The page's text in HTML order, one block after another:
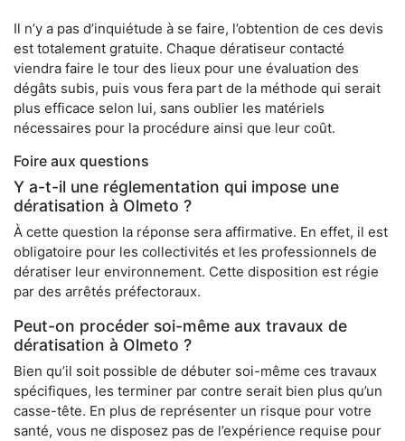
Il n’y a pas d’inquiétude à se faire, l’obtention de ces devis
est totalement gratuite. Chaque dératiseur contacté
viendra faire le tour des lieux pour une évaluation des
dégâts subis, puis vous fera part de la méthode qui serait
plus efficace selon lui, sans oublier les matériels
nécessaires pour la procédure ainsi que leur coût.
Foire aux questions
Y a-t-il une réglementation qui impose une
dératisation à Olmeto ?
À cette question la réponse sera affirmative. En effet, il est
obligatoire pour les collectivités et les professionnels de
dératiser leur environnement. Cette disposition est régie
par des arrêtés préfectoraux.
Peut-on procéder soi-même aux travaux de
dératisation à Olmeto ?
Bien qu’il soit possible de débuter soi-même ces travaux
spécifiques, les terminer par contre serait bien plus qu’un
casse-tête. En plus de représenter un risque pour votre
santé, vous ne disposez pas de l’expérience requise pour